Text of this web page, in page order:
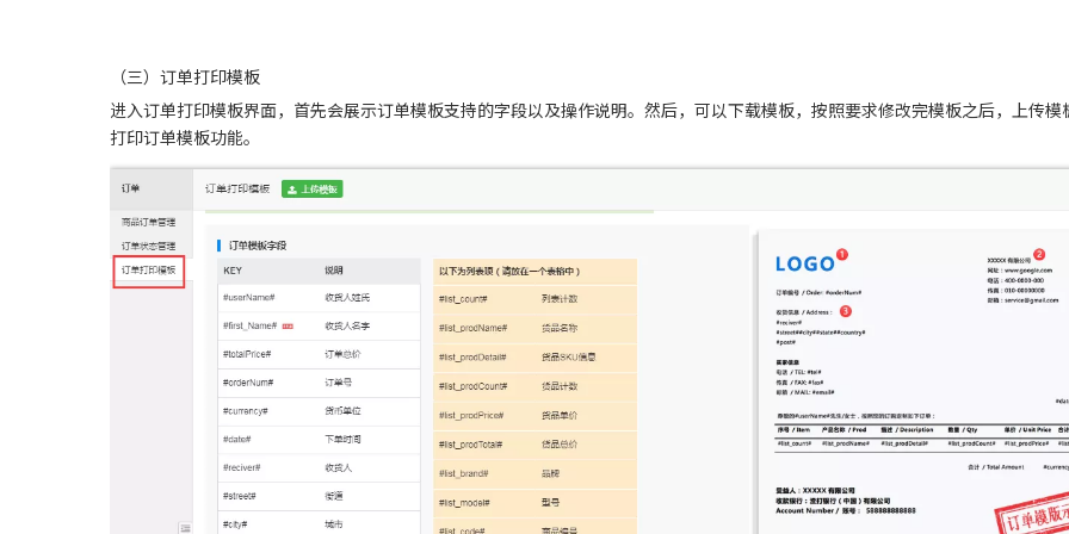
（三）订单打印模板
进入订单打印模板界面，首先会展示订单模板支持的字段以及操作说明。然后，可以下载模板，按照要求修改完模板之后，上传模
打印订单模板功能。